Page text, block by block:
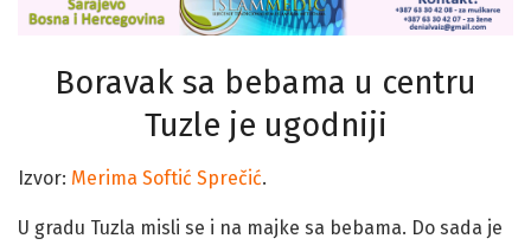
Boravak sa bebama u centru
Tuzle je ugodniji
Izvor: Merima Softić Sprečić.
U gradu Tuzla misli se i na majke sa bebama. Do sada je